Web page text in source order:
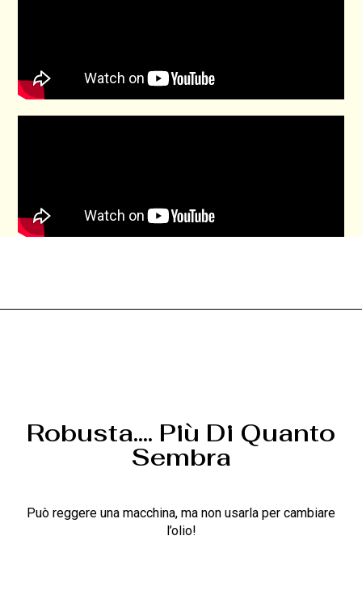
Robusta.... Più Di Quanto
Sembra
Può reggere una macchina, ma non usarla per cambiare
l’olio!